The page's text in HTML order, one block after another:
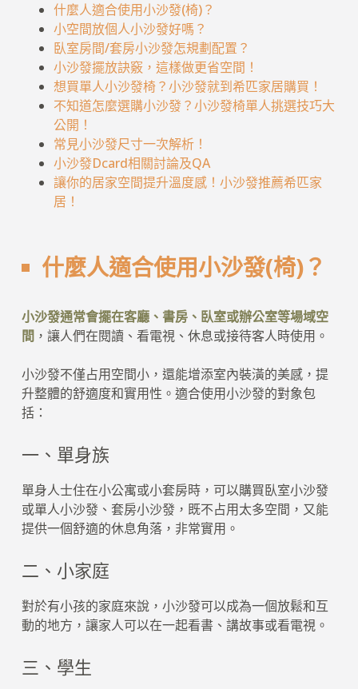
什麼人適合使用小沙發(椅)？
小空間放個人小沙發好嗎？
臥室房間/套房小沙發怎規劃配置？
小沙發擺放訣竅，這樣做更省空間！
想買單人小沙發椅？小沙發就到希匹家居購買！
不知道怎麼選購小沙發？小沙發椅單人挑選技巧大
公開！
常見小沙發尺寸一次解析！
小沙發Dcard相關討論及QA
讓你的居家空間提升溫度感！小沙發推薦希匹家
居！
什麼人適合使用小沙發(椅)？
小沙發通常會擺在客廳、書房、臥室或辦公室等場域空
間 ，讓人們在閱讀、看電視、休息或接待客人時使用。
小沙發不僅占用空間小，還能增添室內裝潢的美感，提
升整體的舒適度和實用性。適合使用小沙發的對象包
括：
一、單身族
單身人士住在小公寓或小套房時，可以購買臥室小沙發
或單人小沙發、套房小沙發，既不占用太多空間，又能
提供一個舒適的休息角落，非常實用。
二、小家庭
對於有小孩的家庭來說，小沙發可以成為一個放鬆和互
動的地方，讓家人可以在一起看書、講故事或看電視。
三、學生